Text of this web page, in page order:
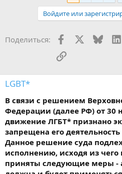
Войдите или
Поделиться: Facebook
Ссылка
LGBT*
В связи с решением
Федерации (далее РФ) от 30
движение ЛГБТ* признано
запрещена его
Данное решение суда
исполнению, исходя из
приняты следующие меры -